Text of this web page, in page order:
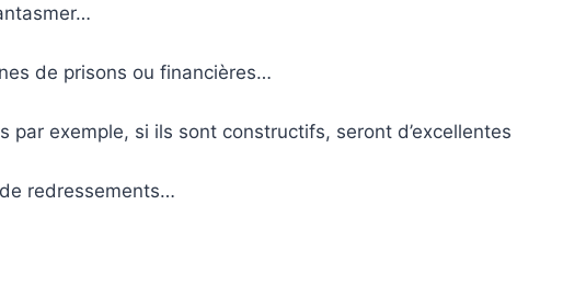
de prisons ou financières…
par exemple, si ils sont constructifs, seront d’excellentes
redressements…